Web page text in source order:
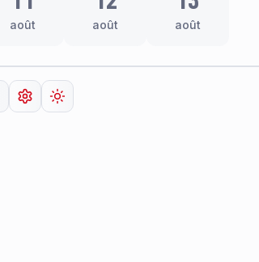
août août août
Ouvrir les paramètres
Changer de thème